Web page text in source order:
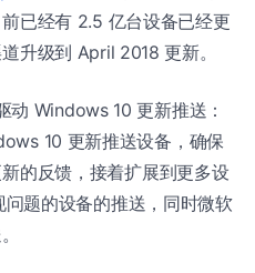
已经有 2.5 亿台设备已经更
升级到 April 2018 更新。
动 Windows 10 更新推送：
10 更新推送设备，确保
的反馈，接着扩展到更多设
题的设备的推送，同时微软